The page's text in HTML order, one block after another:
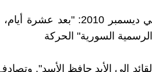
ونشر في الاعلام في ديسمبر
السورية" الحركة
إلى الأبد حافظ الأسد".